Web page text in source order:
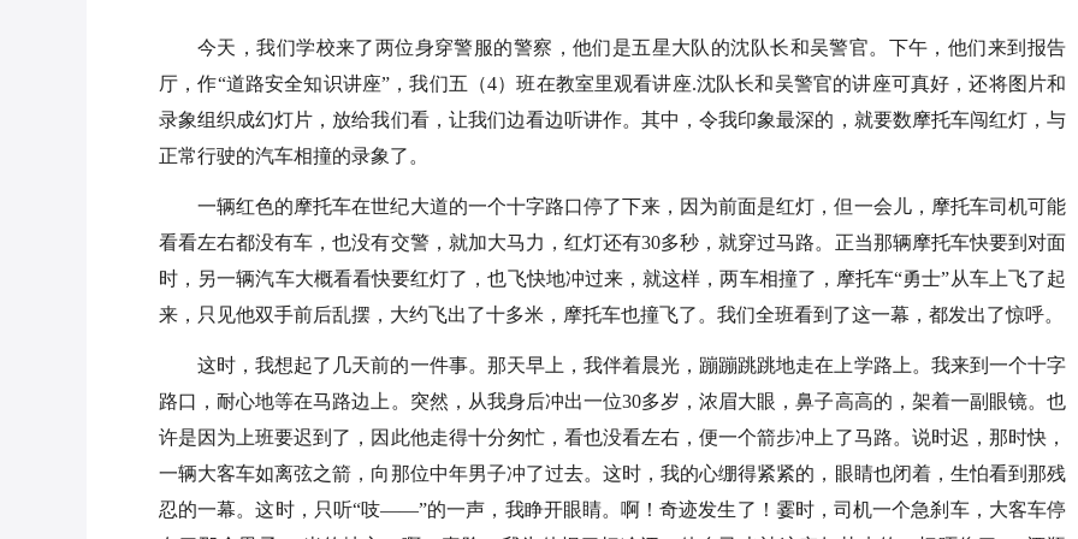
今天，我们学校来了两位身穿警服的警察，他们是五星大队的沈队长和吴警官。下午，他们来到报告
厅，作“道路安全知识讲座”，我们五（4）班在教室里观看讲座.沈队长和吴警官的讲座可真好，还将图片和
录象组织成幻灯片，放给我们看，让我们边看边听讲作。其中，令我印象最深的，就要数摩托车闯红灯，与
正常行驶的汽车相撞的录象了。
一辆红色的摩托车在世纪大道的一个十字路口停了下来，因为前面是红灯，但一会儿，摩托车司机可能
看看左右都没有车，也没有交警，就加大马力，红灯还有30多秒，就穿过马路。正当那辆摩托车快要到对面
时，另一辆汽车大概看看快要红灯了，也飞快地冲过来，就这样，两车相撞了，摩托车“勇士”从车上飞了起
来，只见他双手前后乱摆，大约飞出了十多米，摩托车也撞飞了。我们全班看到了这一幕，都发出了惊呼。
这时，我想起了几天前的一件事。那天早上，我伴着晨光，蹦蹦跳跳地走在上学路上。我来到一个十字
路口，耐心地等在马路边上。突然，从我身后冲出一位30多岁，浓眉大眼，鼻子高高的，架着一副眼镜。也
许是因为上班要迟到了，因此他走得十分匆忙，看也没看左右，便一个箭步冲上了马路。说时迟，那时快，
一辆大客车如离弦之箭，向那位中年男子冲了过去。这时，我的心绷得紧紧的，眼睛也闭着，生怕看到那残
忍的一幕。这时，只听“吱——”的一声，我睁开眼睛。啊！奇迹发生了！霎时，司机一个急刹车，大客车停